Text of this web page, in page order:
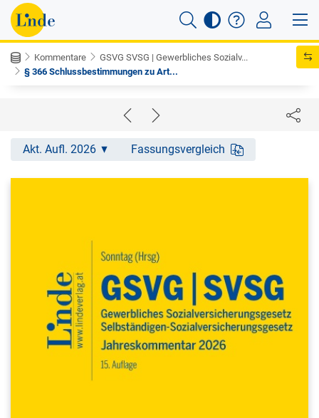
Kommentare
GSVG SVSG | Gewerbliches Sozialv...
§ 366 Schlussbestimmungen zu Art...
Akt. Aufl. 2026 Fassungsvergleich